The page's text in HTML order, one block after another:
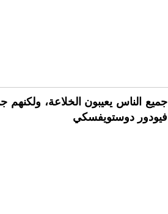
جميع الناس يعيبون الخلاعة، ولكنهم
فيودور دوستويفسكي